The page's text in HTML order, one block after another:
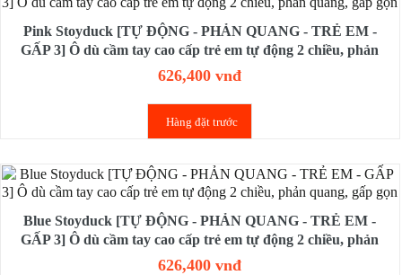
Pink Stoyduck [TỰ ĐỘNG - PHẢN QUANG - TRẺ EM -
GẤP 3] Ô dù cầm tay cao cấp trẻ em tự động 2 chiều, phản
quang, gấp gọn
626,400 vnđ
Hàng đặt trước
Blue Stoyduck [TỰ ĐỘNG - PHẢN QUANG - TRẺ EM -
GẤP 3] Ô dù cầm tay cao cấp trẻ em tự động 2 chiều, phản
quang, gấp gọn
626,400 vnđ